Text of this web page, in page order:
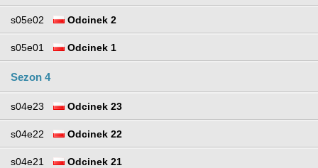
s05e02 Odcinek 2
s05e01 Odcinek 1
Sezon 4
s04e23 Odcinek 23
s04e22 Odcinek 22
s04e21 Odcinek 21